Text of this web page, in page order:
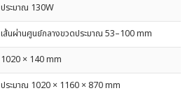
ประมาณ 130W
เส้นผ่านศูนย์กลางขวดประมาณ 53–100 mm
1020 × 140 mm
ประมาณ 1020 × 1160 × 870 mm